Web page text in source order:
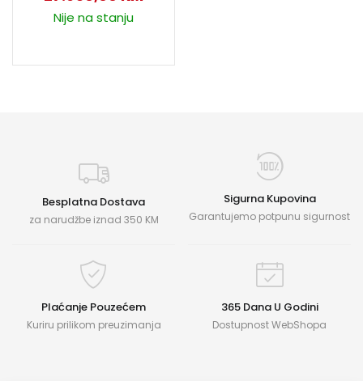
Nije na stanju
Besplatna Dostava
za narudžbe iznad 350 KM
Sigurna Kupovina
Garantujemo potpunu sigurnost
Plaćanje Pouzećem
Kuriru prilikom preuzimanja
365 Dana U Godini
Dostupnost WebShopa